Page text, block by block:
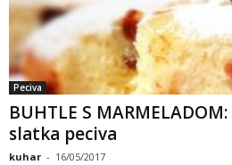
Peciva
BUHTLE S
slatka peciva
kuhar - 16/05/2017